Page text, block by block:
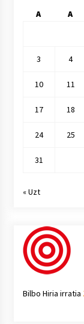
A A
3 4
10 11
17 18
24 25
31
« Uzt
Bilbo Hiria irratia